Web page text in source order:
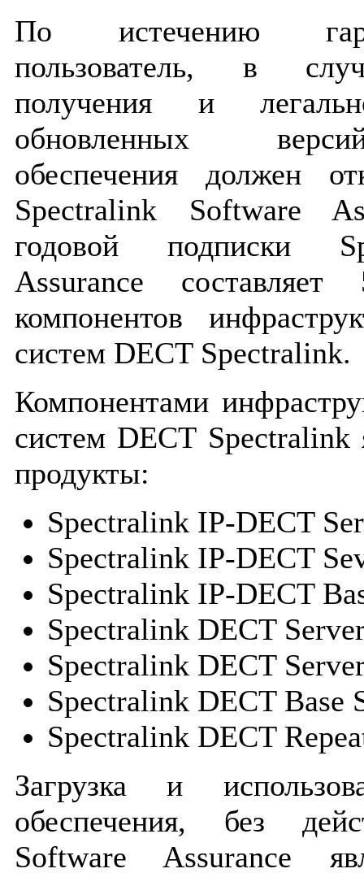
По истечению
пользователь, в
получения и
обновленных
обеспечения должен
Spectralink Software
годовой подписки
Assurance
компонентов
систем DECT Spectralink.
Компонентами
систем DECT
продукты:
Spectralink IP-DECT
Spectralink IP-DECT
Spectralink IP-DECT
Spectralink DECT
Spectralink DECT
Spectralink DECT Base
Spectralink DECT
Загрузка и
обеспечения, без
Software Assurance